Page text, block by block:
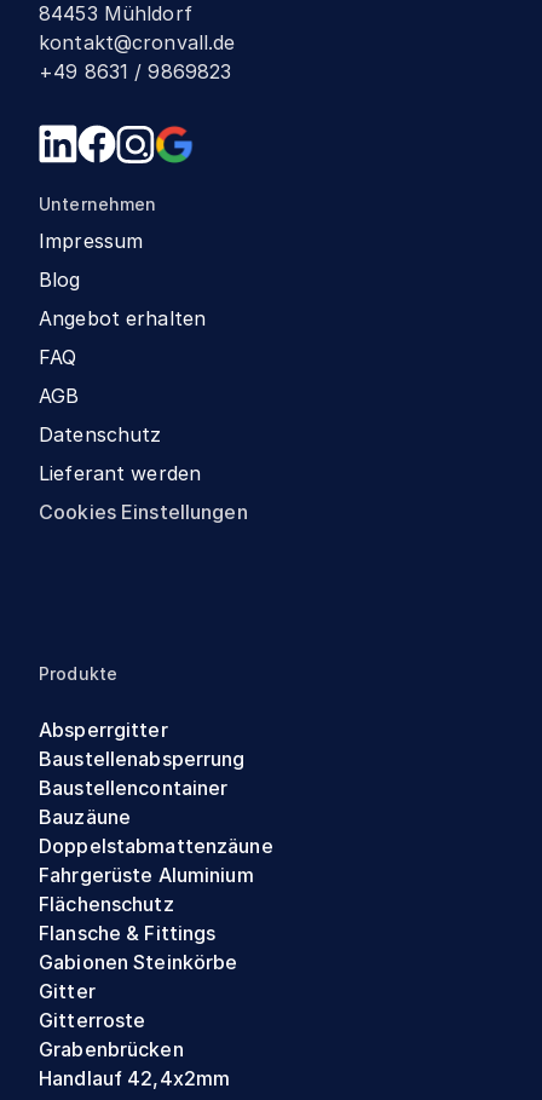
84453 Mühldorf
kontakt@cronvall.de
+49 8631 / 9869823
Unternehmen
Impressum
Blog
Angebot erhalten
FAQ
AGB
Datenschutz
Lieferant werden
Cookies Einstellungen
Produkte
Absperrgitter
Baustellenabsperrung
Baustellencontainer
Bauzäune
Doppelstabmattenzäune
Fahrgerüste Aluminium
Flächenschutz
Flansche & Fittings
Gabionen Steinkörbe
Gitter
Gitterroste
Grabenbrücken
Handlauf 42,4x2mm